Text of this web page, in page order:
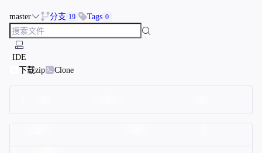
master 分支 19 Tags 0
IDE
下载zip
Clone